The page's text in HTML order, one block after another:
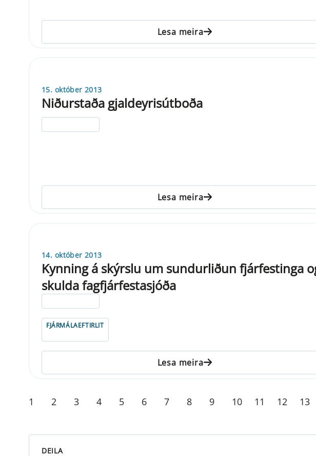
Lesa meira
15. október 2013
Niðurstaða gjaldeyrisútboða
Lesa meira
14. október 2013
Kynning á skýrslu um sundurliðun fjárfestinga
skulda fagfjárfestasjóða
FJÁRMÁLAEFTIRLIT
Lesa meira
1 2 3 4 5 6 7 8 9 10 11 12 13
DEILA